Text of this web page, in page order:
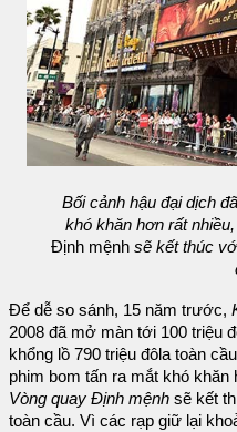
Bối cảnh hậu đại dịch
khó khăn hơn rất
Định mệnhsẽ kết thúc
Để dễ so sánh, 15 năm trước,
2008 đã mở màn tới 100 triệu
khổng lồ 790 triệu đôla toàn
phim bom tấn ra mắt khó
Vòng quay Định mệnh sẽ kết
toàn cầu. Vì các rạp giữ lại